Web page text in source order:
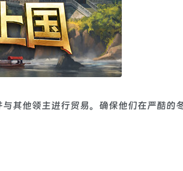
其他领主进行贸易。确保他们在严酷的